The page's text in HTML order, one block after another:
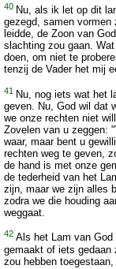
40 Nu, als ik let op dit
gezegd, samen vormen
leidde, de Zoon van
slachting zou gaan.
doen, om niet te
tenzij de Vader het mij
41 Nu, nog iets wat het
geven. Nu, God wil dat
we onze rechten niet
Zovelen van u zeggen:
waar, maar bent u
rechten weg te geven,
de hand is met onze
de tederheid van het
zijn, maar we zijn alles
zodra we die houding
weggaat.
42 Als het Lam van God
gemaakt of iets gedaan
zou hebben